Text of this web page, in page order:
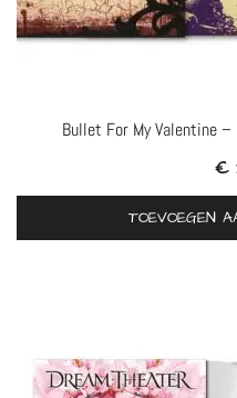
Bullet For My Valentine –
€
TOEVOEGEN